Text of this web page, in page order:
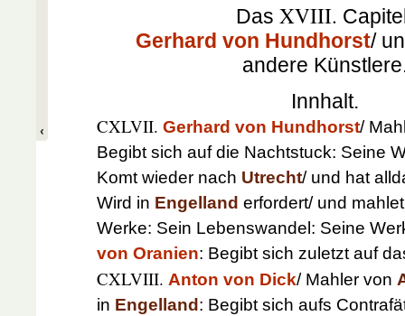
Das XVIII.
Gerhard von Hundhorst/
andere
Innhalt.
CXLVII. Gerhard von Hundhorst/
Begibt sich auf die Nachtstuck: Seine
Komt wieder nach Utrecht/ und hat
Wird in Engelland erfordert/ und
Werke: Sein Lebenswandel: Seine
von Oranien: Begibt sich zuletzt auf
CXLVIII. Anton von Dick/ Mahler von
in Engelland : Begibt sich aufs